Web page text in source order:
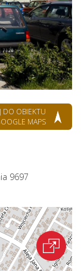
DO OBIEKTU
MAPS
9697